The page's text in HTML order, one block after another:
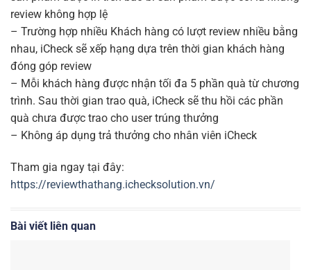
review không hợp lệ
– Trường hợp nhiều Khách hàng có lượt review nhiều bằng
nhau, iCheck sẽ xếp hạng dựa trên thời gian khách hàng
đóng góp review
– Mỗi khách hàng được nhận tối đa 5 phần quà từ chương
trình. Sau thời gian trao quà, iCheck sẽ thu hồi các phần
quà chưa được trao cho user trúng thưởng
– Không áp dụng trả thưởng cho nhân viên iCheck
Tham gia ngay tại đây:
https://reviewthathang.ichecksolution.vn/
Bài viết liên quan